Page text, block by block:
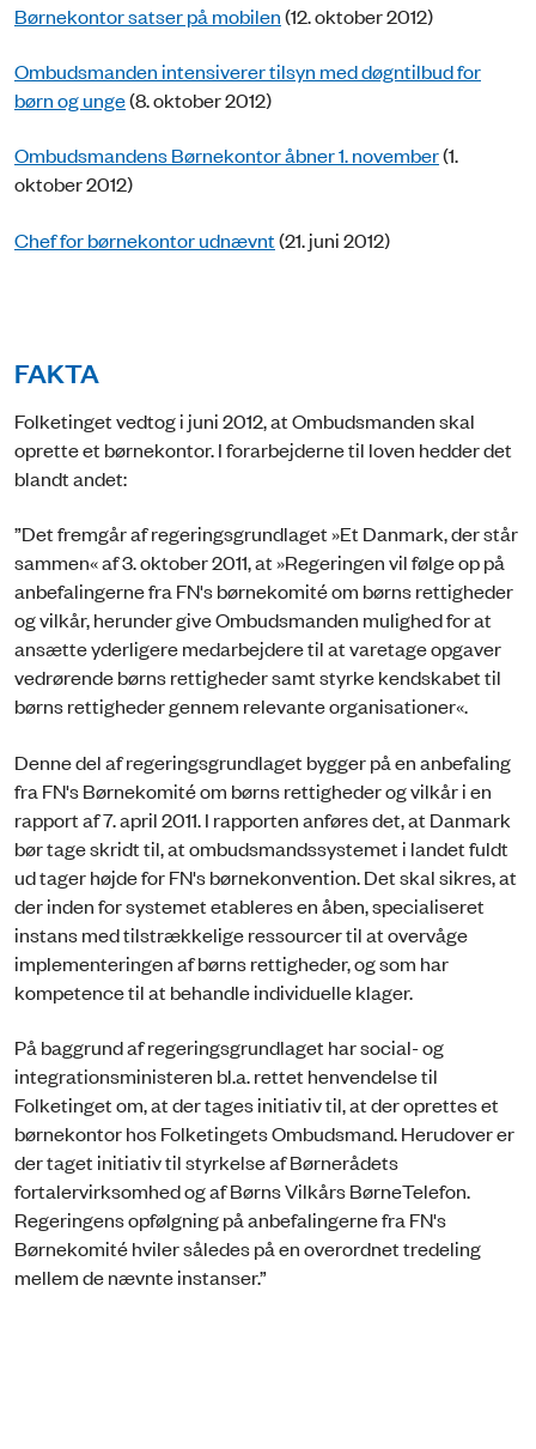
Børnekontor satser på mobilen(12. oktober 2012)
Ombudsmanden intensiverer tilsyn med døgntilbud for
børn og unge(8. oktober 2012)
Ombudsmandens Børnekontor åbner 1. november(1.
oktober 2012)
Chef for børnekontor udnævnt(21. juni 2012)
FAKTA
Folketinget vedtog i juni 2012, at Ombudsmanden skal
oprette et børnekontor. I forarbejderne til loven hedder det
blandt andet:
”Det fremgår af regeringsgrundlaget »Et Danmark, der står
sammen« af 3. oktober 2011, at »Regeringen vil følge op på
anbefalingerne fra FN's børnekomité om børns rettigheder
og vilkår, herunder give Ombudsmanden mulighed for at
ansætte yderligere medarbejdere til at varetage opgaver
vedrørende børns rettigheder samt styrke kendskabet til
børns rettigheder gennem relevante organisationer«.
Denne del af regeringsgrundlaget bygger på en anbefaling
fra FN's Børnekomité om børns rettigheder og vilkår i en
rapport af 7. april 2011. I rapporten anføres det, at Danmark
bør tage skridt til, at ombudsmandssystemet i landet fuldt
ud tager højde for FN's børnekonvention. Det skal sikres, at
der inden for systemet etableres en åben, specialiseret
instans med tilstrækkelige ressourcer til at overvåge
implementeringen af børns rettigheder, og som har
kompetence til at behandle individuelle klager.
På baggrund af regeringsgrundlaget har social- og
integrationsministeren bl.a. rettet henvendelse til
Folketinget om, at der tages initiativ til, at der oprettes et
børnekontor hos Folketingets Ombudsmand. Herudover er
der taget initiativ til styrkelse af Børnerådets
fortalervirksomhed og af Børns Vilkårs BørneTelefon.
Regeringens opfølgning på anbefalingerne fra FN's
Børnekomité hviler således på en overordnet tredeling
mellem de nævnte instanser.”